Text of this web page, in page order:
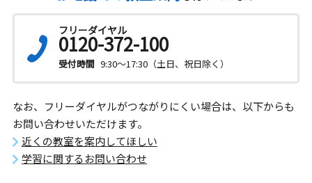
フリーダイヤル
0120-372-100
受付時間 9:30～17:30（土日、祝日除く）
なお、フリーダイヤルがつながりにくい場合は、以下からも
お問い合わせいただけます。
近くの教室を案内してほしい
学習に関するお問い合わせ